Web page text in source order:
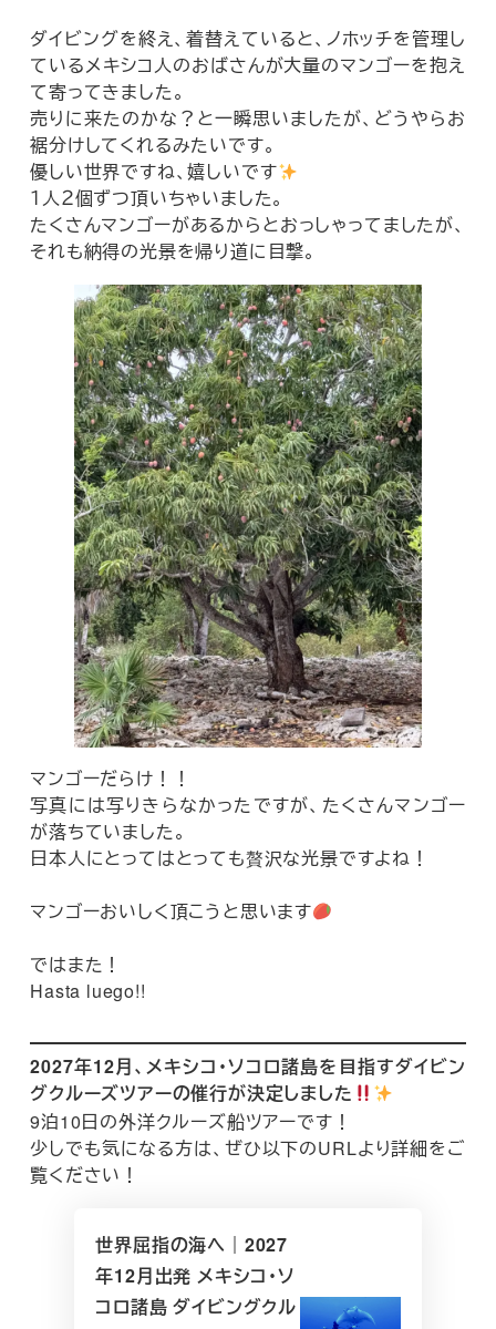
ダイビングを終え、着替えていると、ノホッチを管理し
ているメキシコ人のおばさんが大量のマンゴーを抱え
て寄ってきました。
売りに来たのかな？と一瞬思いましたが、どうやらお
裾分けしてくれるみたいです。
優しい世界ですね、嬉しいです
１人２個ずつ頂いちゃいました。
たくさんマンゴーがあるからとおっしゃってましたが、
それも納得の光景を帰り道に目撃。
マンゴーだらけ！！
写真には写りきらなかったですが、たくさんマンゴー
が落ちていました。
日本人にとってはとっても贅沢な光景ですよね！
マンゴーおいしく頂こうと思います
ではまた！
Hasta luego!!
2027年12月、メキシコ・ソコロ諸島を目指すダイビン
グクルーズツアーの催行が決定しました
9泊10日の外洋クルーズ船ツアーです！
少しでも気になる方は、ぜひ以下のURLより詳細をご
覧ください！
世界屈指の海へ｜2027
年12月出発 メキシコ・ソ
コロ諸島 ダイビングクル